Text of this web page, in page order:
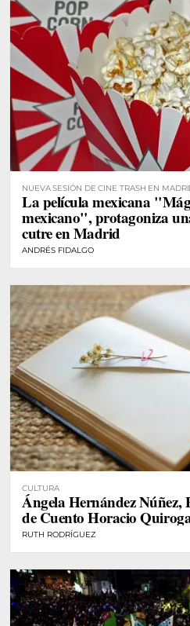
NUEVA SESIÓN DE CINE TRASH EN
La película mexicana
mexicano", protagoniza
cutre en Madrid
ANDRÉS FIDALGO
CULTURA
Ángela Hernández
de Cuento Horacio
RUTH RODRÍGUEZ